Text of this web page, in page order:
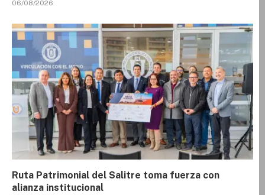
06/08/2026
Ruta Patrimonial del Salitre toma fuerza con
alianza institucional